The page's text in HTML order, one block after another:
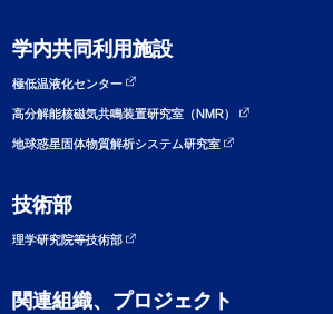
学内共同利用施設
極低温液化センター
高分解能核磁気共鳴装置研究室（NMR）
地球惑星固体物質解析システム研究室
技術部
理学研究院等技術部
関連組織、プロジェクト